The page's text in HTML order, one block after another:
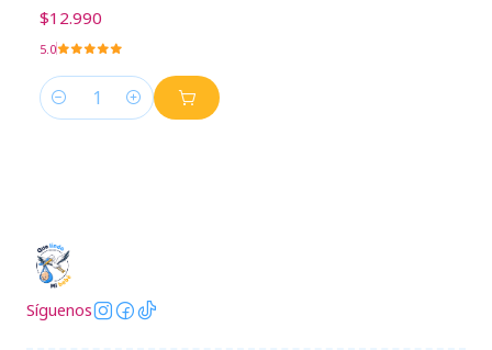
$12.990
5.0
Cantidad
Síguenos